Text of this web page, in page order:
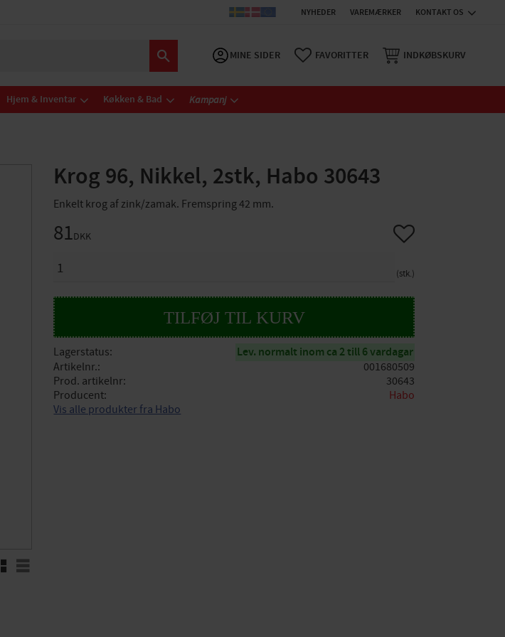
NYHEDER VAREMÆRKER KONTAKT OS
MINE SIDER FAVORITTER INDKØBSKURV
Hjem & Inventar Køkken & Bad Kampanj
Krog 96, Nikkel, 2stk, Habo 30643
Enkelt krog af zink/zamak. Fremspring 42 mm.
RutenettListe
81DKK
stk.
Gem som favorit
Lagerstatus Lev. normalt inom ca 2 till 6 vardagar
Artikelnr.
001680509
Prod. artikelnr
30643
Producent
Habo
Vis alle produkter fra Habo